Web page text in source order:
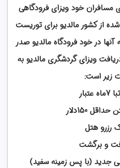
مسافران خود ویزای فرودگاهی
از کشور مالدیو برای توریست
در خود فرودگاه مالدیو صدر
ویزای گردشگری مالدیو به
زیر است:
عتبار
150دلار
رزرو هتل
و برگشت
جدید (با پس زمینه سفید)